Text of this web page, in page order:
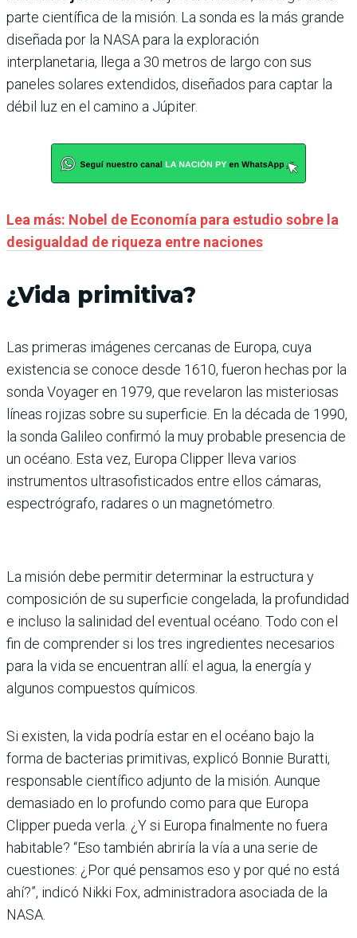
parte científica de la misión. La sonda es la más grande
diseñada por la NASA para la exploración
interplanetaria, llega a 30 metros de largo con sus
paneles solares extendidos, diseñados para captar la
débil luz en el camino a Júpiter.
Lea más: Nobel de Economía para estudio sobre la
desigualdad de riqueza entre naciones
¿Vida primitiva?
Las primeras imágenes cercanas de Europa, cuya
existencia se conoce desde 1610, fueron hechas por la
sonda Voyager en 1979, que revelaron las misteriosas
líneas rojizas sobre su superficie. En la década de 1990,
la sonda Galileo confirmó la muy probable presencia de
un océano. Esta vez, Europa Clipper lleva varios
instrumentos ultrasofisticados entre ellos cámaras,
espectrógrafo, radares o un magnetómetro.
La misión debe permitir determinar la estructura y
composición de su superficie congelada, la profundidad
e incluso la salinidad del eventual océano. Todo con el
fin de comprender si los tres ingredientes necesarios
para la vida se encuentran allí: el agua, la energía y
algunos compuestos químicos.
Si existen, la vida podría estar en el océano bajo la
forma de bacterias primitivas, explicó Bonnie Buratti,
responsable científico adjunto de la misión. Aunque
demasiado en lo profundo como para que Europa
Clipper pueda verla. ¿Y si Europa finalmente no fuera
habitable? “Eso también abriría la vía a una serie de
cuestiones: ¿Por qué pensamos eso y por qué no está
ahí?”, indicó Nikki Fox, administradora asociada de la
NASA.